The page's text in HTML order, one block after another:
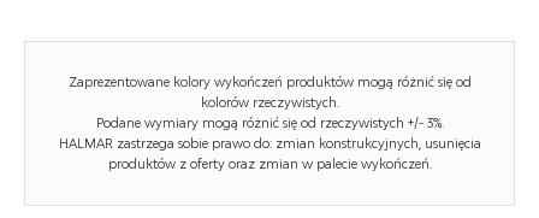
funkcjonalność z minimalistycznym designem.
Panel z lameli w połączeniu z ciepłą, stonowaną
kolorystyką nadaje meblom elegancki, dekoracyjny
Zaprezentowane kolory wykończeń produktów mogą różnić się od
kolorów rzeczywistych.
Podane wymiary mogą różnić się od rzeczywistych +/- 3%.
HALMAR zastrzega sobie prawo do: zmian konstrukcyjnych, usunięcia
produktów z oferty oraz zmian w palecie wykończeń.